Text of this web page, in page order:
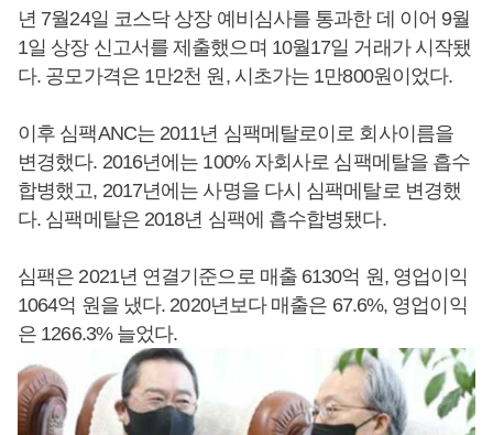
년 7월24일 코스닥 상장 예비심사를 통과한 데 이어 9월
1일 상장 신고서를 제출했으며 10월17일 거래가 시작됐
다. 공모가격은 1만2천 원, 시초가는 1만800원이었다.
이후 심팩ANC는 2011년 심팩메탈로이로 회사이름을
변경했다. 2016년에는 100% 자회사로 심팩메탈을 흡수
합병했고, 2017년에는 사명을 다시 심팩메탈로 변경했
다. 심팩메탈은 2018년 심팩에 흡수합병됐다.
심팩은 2021년 연결기준으로 매출 6130억 원, 영업이익
1064억 원을 냈다. 2020년보다 매출은 67.6%, 영업이익
은 1266.3% 늘었다.